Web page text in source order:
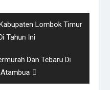
Lombok Timur
Tahun Ini
Dan Tebaru Di